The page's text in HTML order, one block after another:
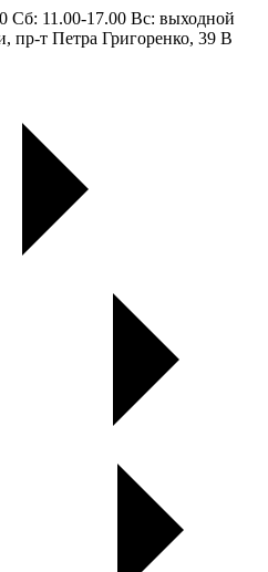
Сб: 11.00-17.00 Вс: выходной
пр-т Петра Григоренко, 39 В